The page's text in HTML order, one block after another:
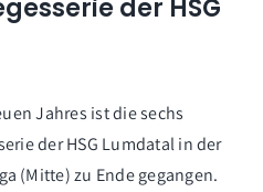
der HSG
Jahres ist die sechs
der HSG Lumdatal in der
(Mitte) zu Ende gegangen.